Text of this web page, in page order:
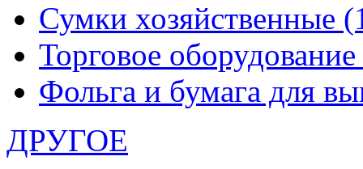
Сумки хозяйственные
Торговое оборудование
Фольга и бумага для
ДРУГОЕ